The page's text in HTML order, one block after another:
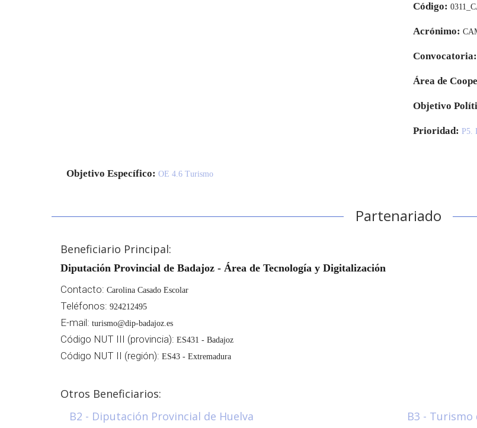
Código:
Acrónimo:
Convocatoria:
Área de
Objetivo
Prioridad: P5.
Objetivo Específico: OE 4.6 Turismo
Partenariado
Beneficiario Principal:
Diputación Provincial de Badajoz - Área de Tecnología y Digitalización
Contacto: Carolina Casado Escolar
Teléfonos: 924212495
E-mail: turismo@dip-badajoz.es
Código NUT III (provincia): ES431 - Badajoz
Código NUT II (región): ES43 - Extremadura
Otros Beneficiarios:
B2 - Diputación Provincial de Huelva
B3 - Turismo